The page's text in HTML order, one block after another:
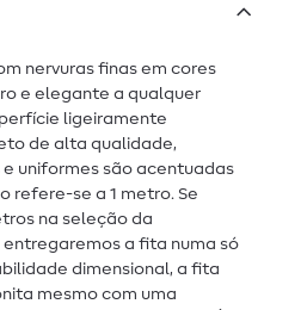
nervuras finas em cores
e elegante a qualquer
ligeiramente
de alta qualidade,
uniformes são acentuadas
refere-se a 1 metro. Se
na seleção da
a fita numa só
dimensional, a fita
mesmo com uma